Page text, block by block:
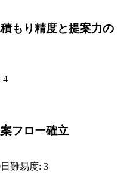
もり精度と提案力の
4
フロー確立
日 難易度: 3